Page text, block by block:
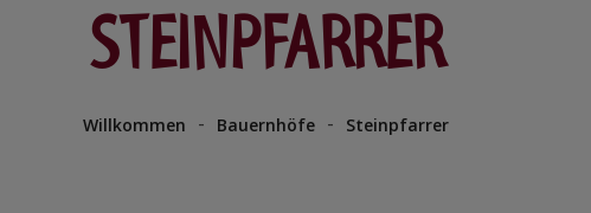
STEINPFARRER
Willkommen - Bauernhöfe - Steinpfarrer